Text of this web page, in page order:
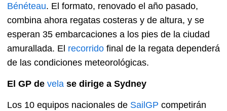
Bénéteau. El formato, renovado el año pasado,
combina ahora regatas costeras y de altura, y se
esperan 35 embarcaciones a los pies de la ciudad
amurallada. El recorrido final de la regata dependerá
de las condiciones meteorológicas.
El GP de vela se dirige a Sydney
Los 10 equipos nacionales de SailGP competirán